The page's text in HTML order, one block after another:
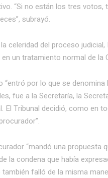
“Si no están los tres votos,
subrayó.
celeridad del proceso judicial,
un tratamiento normal de la
“entró por lo que se denomina
fue a la Secretaría, la
El Tribunal decidió, como en
“mandó una propuesta
la condena que había
también falló de la misma